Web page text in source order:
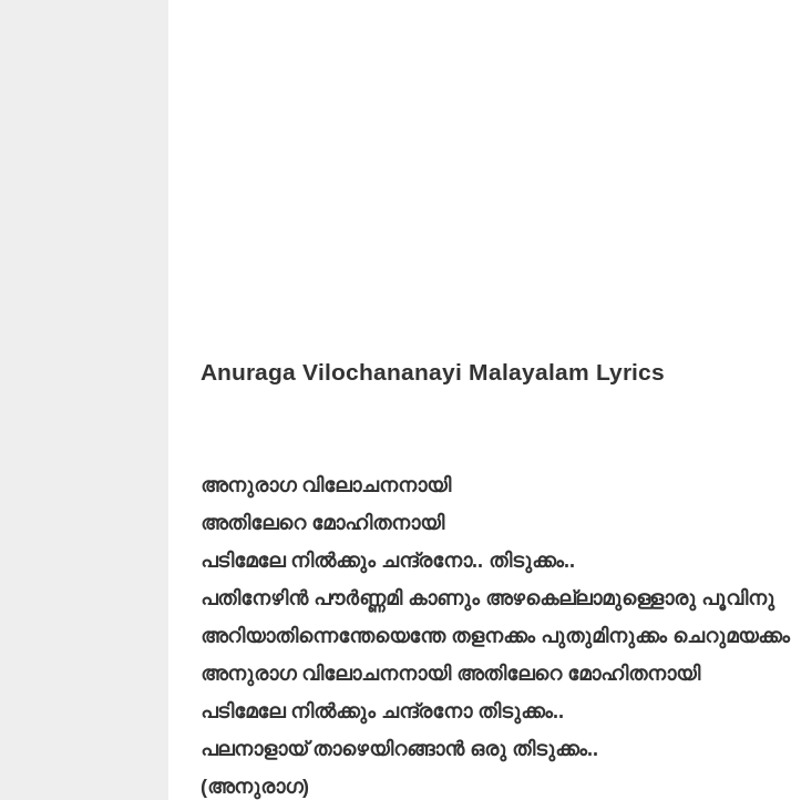
Anuraga Vilochananayi Malayalam Lyrics
അനുരാഗ വിലോചനനായി
അതിലേറെ മോഹിതനായി
പടിമേലേ നിൽക്കും ചന്ദ്രനോ.. തിടുക്കം..
പതിനേഴിൻ പൗർണ്ണമി കാണും അഴകെല്ലാമുള്ളൊരു പൂവിനു
അറിയാതിന്നെന്തേയെന്തേ തളനക്കം പുതുമിനുക്കം ചെറുമയക്കം
അനുരാഗ വിലോചനനായി അതിലേറെ മോഹിതനായി
പടിമേലേ നിൽക്കും ചന്ദ്രനോ തിടുക്കം..
പലനാളായ് താഴെയിറങ്ങാൻ ഒരു തിടുക്കം..‍
(അനുരാഗ)